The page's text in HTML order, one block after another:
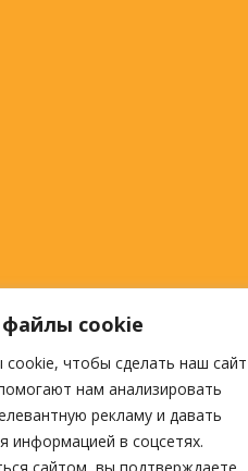
cookie
чтобы сделать наш сайт
нам анализировать
рекламу и давать
информацией в соцсетях.